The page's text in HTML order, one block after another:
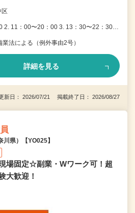
区
2. 11：00〜20：00 3. 13：30〜22：30…
法による（例外事由2号）
詳細を見る
新日： 2026/07/21 掲載終了日： 2026/08/27
県）【YO025】
場固定☆副業・Wワーク可！超
大歓迎！